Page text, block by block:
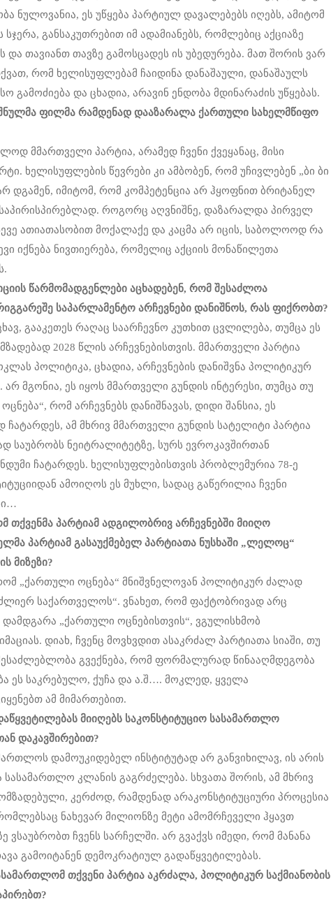
ნულოვანია, ეს უწყება პარტიულ დავალებებს იღებს, ამიტომ
სჯერა, განსაკუთრებით იმ ადამიანებს, რომლებიც აქციაზე
თავიანთ თავზე გამოსცადეს ის უბედურება. მათ შორის ვარ
რომ ხელისუფლებამ ჩაიდინა დანაშაული, დანაშაულს
გამოძიება და ცხადია, არავინ ენდობა მდინარაძის უწყებას.
ფილმა რამდენად დააზარალა ქართული სახელმწიფო
მმართველი პარტია, არამედ ჩვენი ქვეყანაც, მისი
ხელისუფლების წევრები კი ამბობენ, რომ უჩივლებენ „ბი ბი
არ დგამენ, იმიტომ, რომ კომპეტენცია არ ჰყოფნით ბრიტანელ
როგორც აღვნიშნე, დაზარალდა პირველ
ათიათასობით მოქალაქე და კაცმა არ იცის, საბოლოოდ რა
იქნება ნივთიერება, რომელიც აქციის მონაწილეთა
წარმომადგენლები აცხადებენ, რომ შესაძლოა
საპარლამენტო არჩევნები დანიშნოს, რას ფიქრობთ?
გააკეთეს რაღაც საარჩევნო კუთხით ცვლილება, თუმცა ეს
2028 წლის არჩევნებისთვის. მმართველი პარტია
პოლიტიკა, ცხადია, არჩევნების დანიშვნა პოლიტიკურ
მგონია, ეს იყოს მმართველი გუნდის ინტერესი, თუმცა თუ
რომ არჩევნებს დანიშნავას, დიდი შანსია, ეს
ამ მხრივ მმართველი გუნდის სატელიტი პარტია
საუბრობს ნეიტრალიტეტზე, სურს ევროკავშირთან
ჩატარდეს. ხელისუფლებისთვის პრობლემურია 78-ე
ამოიღოს ეს მუხლი, სადაც გაწერილია ჩვენი
თქვენმა პარტიამ ადგილობრივ არჩევნებში მიიღო
პარტიამ გასაუქმებელ პარტიათა ნუსხაში „ლელოც“
მიზეზი?
რომ „ქართული ოცნება“ მნიშვნელოვან პოლიტიკურ ძალად
საქართველოს“. ვნახეთ, რომ ფაქტობრივად არც
დამდგარა „ქართული ოცნებისთვის“, ვგულისხმობ
დიახ, ჩვენც მოვხვდით ასაკრძალ პარტიათა სიაში, თუ
გვექნება, რომ ფორმალურად წინააღმდეგობა
ეს საკრებულო, ქუჩა და ა.შ…. მოკლედ, ყველა
ამ მიმართებით.
მიიღებს საკონსტიტუციო სასამართლო
დაკავშირებით?
დამოუკიდებელ ინსტიტუტად არ განვიხილავ, ის არის
სასამართლო კლანის გაგრძელება. სხვათა შორის, ამ მხრივ
კერძოდ, რამდენად არაკონსტიტუციური პროცესია
ნახევარ მილიონზე მეტი ამომრჩეველი ჰყავთ
ვსაუბრობთ ჩვენს სარჩელში. არ გვაქვს იმედი, რომ მანანა
გამოიტანენ დემოკრატიულ გადაწყვეტილებას.
თქვენი პარტია აკრძალა, პოლიტიკურ საქმიანობის
?